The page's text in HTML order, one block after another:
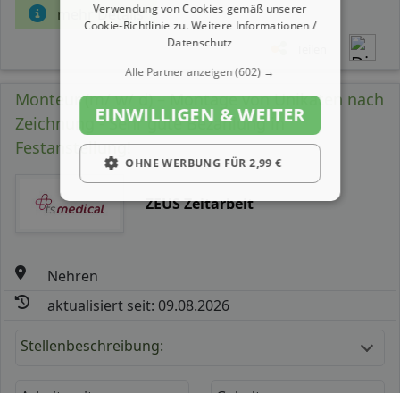
mehr Details
Monteur (m/ w/ d) – Montage von Unikaten nach
Zeichnung - Sehr gute Bezahlung in
Festanstellung!
ZEUS Zeitarbeit
Nehren
aktualisiert seit: 09.08.2026
Stellenbeschreibung:
Verwendung von Cookies gemäß unserer
Cookie-Richtlinie zu.Weitere Informationen /
Datenschutz
Alle Partner anzeigen(602) →
EINWILLIGEN & WEITER
OHNE WERBUNG FÜR 2,99 €